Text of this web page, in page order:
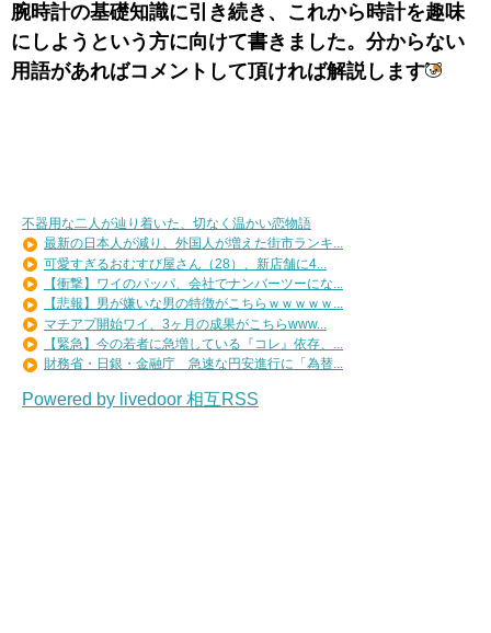
腕時計の基礎知識に引き続き、これから時計を趣味
にしようという方に向けて書きました。分からない
用語があればコメントして頂ければ解説します
不器用な二人が辿り着いた、切なく温かい恋物語
最新の日本人が減り、外国人が増えた街市ランキ...
可愛すぎるおむすび屋さん（28）、新店舗に4...
【衝撃】ワイのパッパ、会社でナンバーツーにな...
【悲報】男が嫌いな男の特徴がこちらｗｗｗｗｗ...
マチアプ開始ワイ、3ヶ月の成果がこちらwww...
【緊急】今の若者に急増している『コレ』依存、...
財務省・日銀・金融庁 急速な円安進行に「為替...
Powered by livedoor 相互RSS